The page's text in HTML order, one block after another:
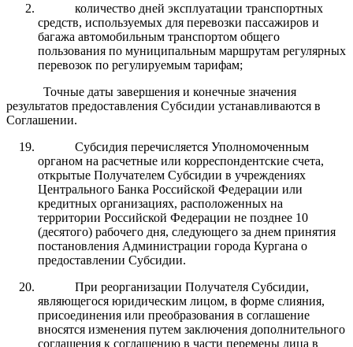
количество дней эксплуатации транспортных
средств, используемых для перевозки пассажиров и
багажа автомобильным транспортом общего
пользования по муниципальным маршрутам регулярных
перевозок по регулируемым тарифам;
Точные даты завершения и конечные значения
результатов предоставления Субсидии устанавливаются в
Соглашении.
Субсидия перечисляется Уполномоченным
органом на расчетные или корреспондентские счета,
открытые Получателем Субсидии в учреждениях
Центрального Банка Российской Федерации или
кредитных организациях, расположенных на
территории Российской Федерации не позднее 10
(десятого) рабочего дня, следующего за днем принятия
постановления Администрации города Кургана о
предоставлении Субсидии.
При реорганизации Получателя Субсидии,
являющегося юридическим лицом, в форме слияния,
присоединения или преобразования в соглашение
вносятся изменения путем заключения дополнительного
соглашения к соглашению в части перемены лица в